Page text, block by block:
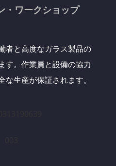
・ワークショップ
者と高度なガラス製品の
す。作業員と設備の協力
な生産が保証されます。